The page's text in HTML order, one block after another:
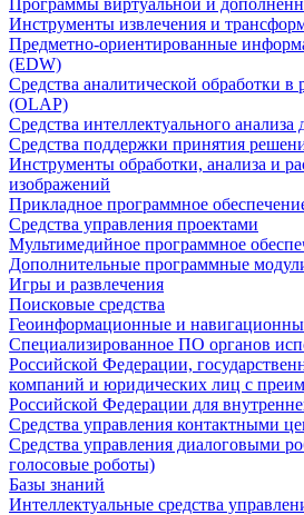
Программы виртуальной и
Инструменты извлечения и
Предметно-ориентированные
(EDW)
Средства аналитической обработки в
(OLAP)
Средства интеллектуального
Средства поддержки принятия
Инструменты обработки, анализа и
изображений
Прикладное программное
Средства управления проектами
Мультимедийное программное
Дополнительные программные
Игры и развлечения
Поисковые средства
Геоинформационные и
Специализированное ПО органов
Российской Федерации,
компаний и юридических лиц с
Российской Федерации для
Средства управления контактными
Средства управления диалоговыми
голосовые роботы)
Базы знаний
Интеллектуальные средства